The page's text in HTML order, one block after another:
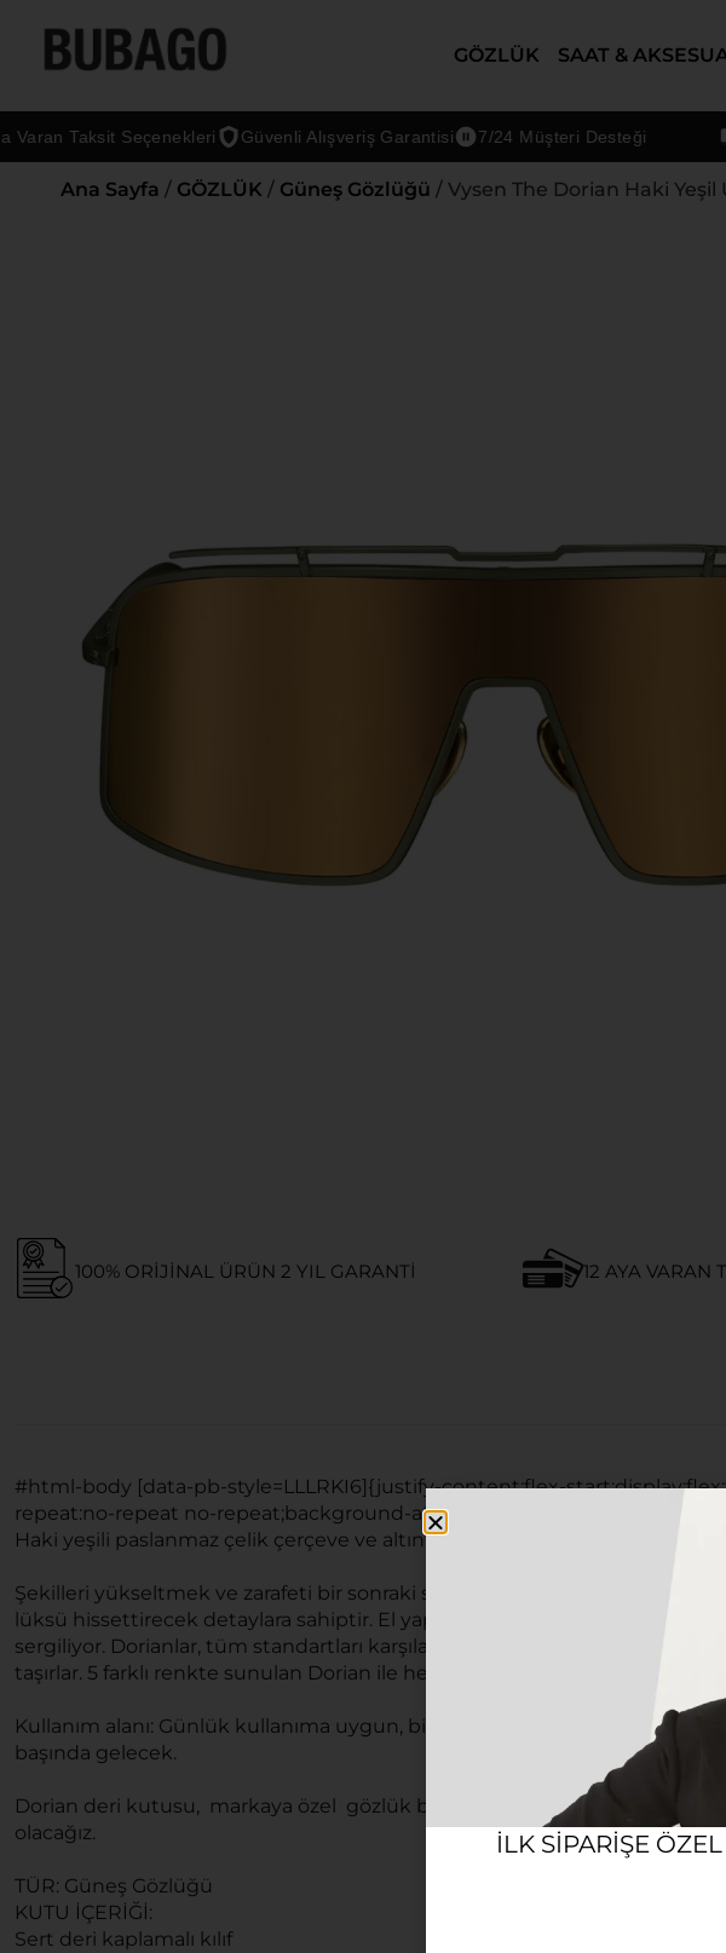
GÖZLÜK SAAT &
Taksit Seçenekleri Güvenli Alışveriş Garantisi 7/24 Müşteri Desteği
Ana Sayfa / GÖZLÜK / Güneş Gözlüğü / Vysen The Dorian Haki Yeşil
100% ORIJINAL ÜRÜN 2 YIL GARANTI 12 AYA VARAN
#html-body [data-pb-style=LLLRKI6]{justify-content:flex-
repeat:no-repeat no-repeat;background-attachment:scroll}
Haki yeşili paslanmaz çelik çerçeve ve altın aynalı UV korumalı camı ile
Şekilleri yükseltmek ve zarafeti bir sonraki seviyeye taşımak. Daha önce
lüksü hissettirecek detaylara sahiptir. El yapımı şaheserlerimizin her
sergiliyor. Dorianlar, tüm standartları karşılarken ve kırarken konfor
taşırlar. 5 farklı renkte sunulan Dorian ile herhangi bir görünümü yükseltin.
Kullanım alanı: Günlük kullanıma uygun, bir çok tarz ile uyum sağlayan
başında gelecek.
Dorian deri kutusu, markaya özel gözlük bezi ile gelir. Ürünü
olacağız.
TÜR: Güneş Gözlüğü
KUTU İÇERİĞİ:
Sert deri kaplamalı kılıf
ILK SIPARIŞE